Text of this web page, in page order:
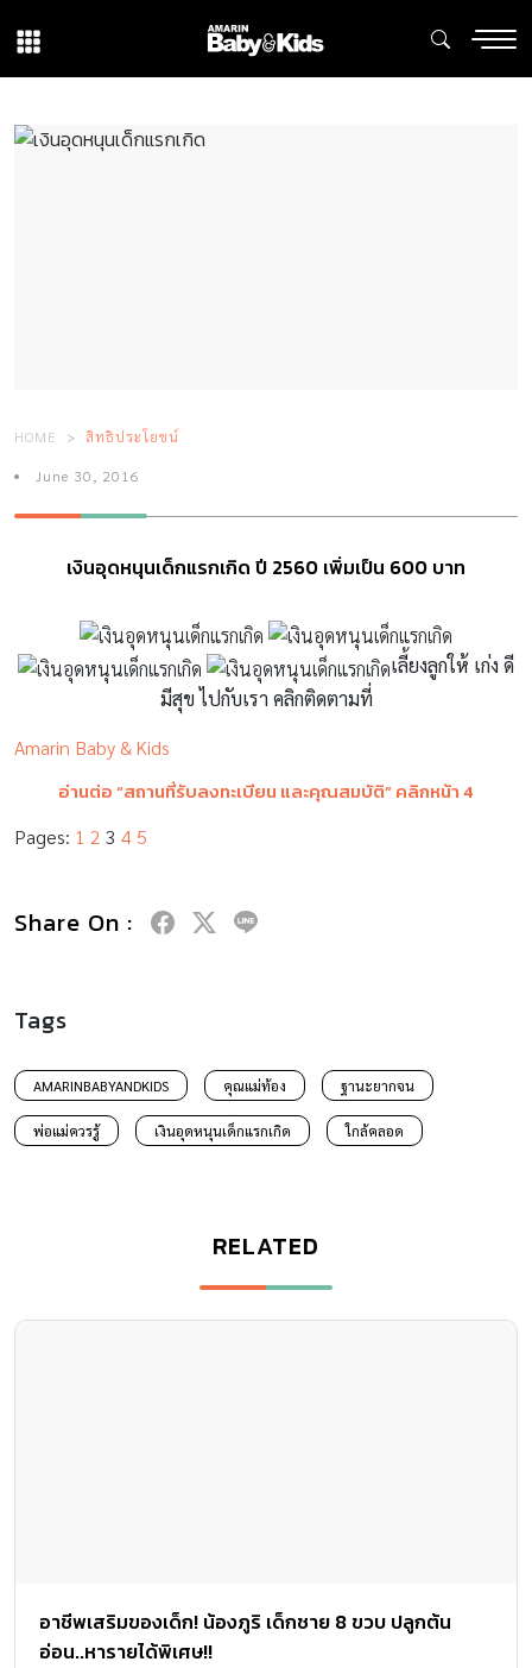
HOME สิทธิประโยชน์
June 30, 2016
เงินอุดหนุนเด็กแรกเกิด ปี 2560 เพิ่มเป็น 600 บาท
เลี้ยงลูกให้ เก่ง ดี
มีสุข ไปกับเรา คลิกติดตามที่
Amarin Baby & Kids
อ่านต่อ “สถานที่รับลงทะเบียน และคุณสมบัติ” คลิกหน้า 4
Pages: 1 2 3 4 5
Share On :
Tags
AMARINBABYANDKIDS คุณแม่ท้อง ฐานะยากจน
พ่อแม่ควรรู้ เงินอุดหนุนเด็กแรกเกิด ใกล้คลอด
RELATED
อาชีพเสริมของเด็ก! น้องภูริ เด็กชาย 8 ขวบ ปลูกต้น
อ่อน..หารายได้พิเศษ!!